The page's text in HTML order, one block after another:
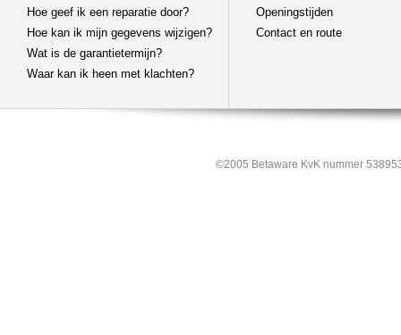
Hoe geef ik een reparatie door?
Hoe kan ik mijn gegevens wijzigen?
Wat is de garantietermijn?
Waar kan ik heen met klachten?
Openingstijden
Contact en route
©2005 Betaware KvK nummer